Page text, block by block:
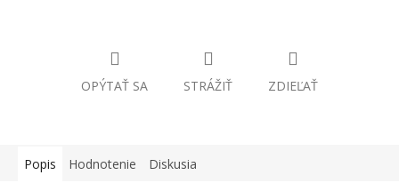
OPÝTAŤ SA STRÁŽIŤ ZDIEĽAŤ
Popis Hodnotenie Diskusia